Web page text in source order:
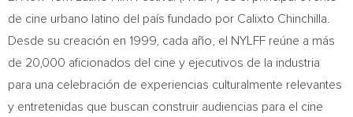
de cine urbano latino del país fundado por Calixto Chinchilla
Desde su creación en 1999, cada año, el NYLFF reúne a más
de 20,000 aficionados del cine y ejecutivos de la industria
para una celebración de experiencias culturalmente relevantes
y entretenidas que buscan construir audiencias para el cine